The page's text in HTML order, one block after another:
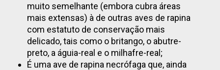
muito semelhante (embora cubra áreas
mais extensas) à de outras aves de rapina
com estatuto de conservação mais
delicado, tais como o britango, o abutre-
preto, a águia-real e o milhafre-real;
É uma ave de rapina necrófaga que, ainda